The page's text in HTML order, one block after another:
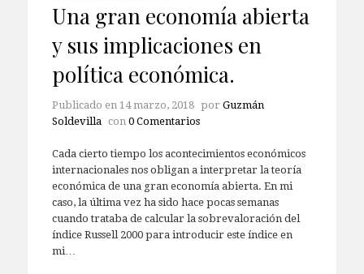
Una gran economía abierta
y sus implicaciones en
política económica.
Publicado en 14 marzo, 2018 por Guzmán
Soldevilla
con 0 Comentarios
Cada cierto tiempo los acontecimientos económicos
internacionales nos obligan a interpretar la teoría
económica de una gran economía abierta. En mi
caso, la última vez ha sido hace pocas semanas
cuando trataba de calcular la sobrevaloración del
índice Russell 2000 para introducir este índice en
mi…